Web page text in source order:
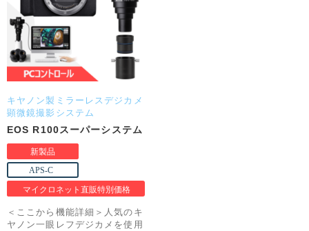
キヤノン製ミラーレスデジカメ
顕微鏡撮影システム
EOS R100スーパーシステム
＜ここから機能詳細＞人気のキ
ヤノン一眼レフデジカメを使用